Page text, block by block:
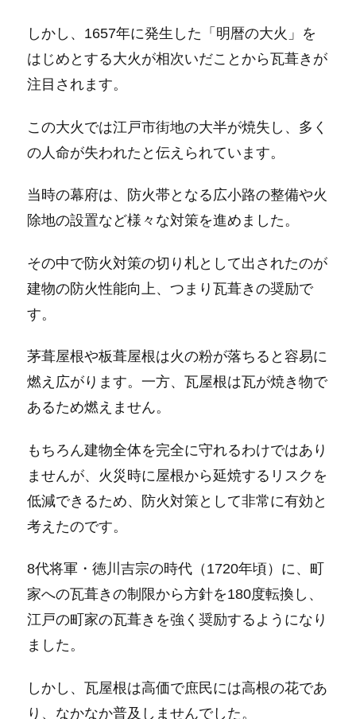
しかし、1657年に発生した「明暦の大火」を
はじめとする大火が相次いだことから瓦葺きが
注目されます。
この大火では江戸市街地の大半が焼失し、多く
の人命が失われたと伝えられています。
当時の幕府は、防火帯となる広小路の整備や火
除地の設置など様々な対策を進めました。
その中で防火対策の切り札として出されたのが
建物の防火性能向上、つまり瓦葺きの奨励で
す。
茅葺屋根や板葺屋根は火の粉が落ちると容易に
燃え広がります。一方、瓦屋根は瓦が焼き物で
あるため燃えません。
もちろん建物全体を完全に守れるわけではあり
ませんが、火災時に屋根から延焼するリスクを
低減できるため、防火対策として非常に有効と
考えたのです。
8代将軍・徳川吉宗の時代（1720年頃）に、町
家への瓦葺きの制限から方針を180度転換し、
江戸の町家の瓦葺きを強く奨励するようになり
ました。
しかし、瓦屋根は高価で庶民には高根の花であ
り、なかなか普及しませんでした。